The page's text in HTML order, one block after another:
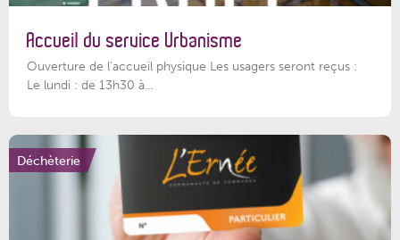
Accueil du service Urbanisme
Ouverture de l'accueil physique Les usagers seront reçus :
Le lundi : de 13h30 à...
Déchèterie